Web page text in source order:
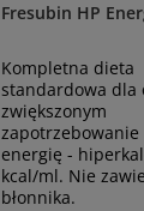
Fresubin HP
Kompletna dieta
standardowa dla
zwiększonym
zapotrzebowanie
energię -
kcal/ml. Nie
błonnika.